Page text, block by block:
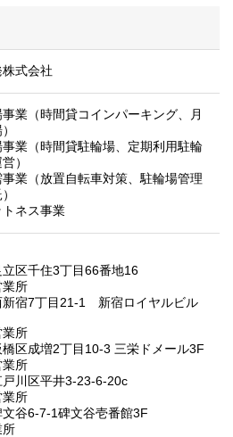
式会社
事業（時間貸コインパーキング、月
事業（時間貸駐輪場、定期利用駐輪
）
事業（放置自転車対策、駐輪場管理
トネス事業
社
区千住3丁目66番地16
営業所
新宿7丁目21-1 新宿ロイヤルビル
営業所
区成増2丁目10-3 三栄ドメール3F
営業所
戸川区平井3-23-6-20c
業所
文谷6-7-1碑文谷壱番館3F
業所